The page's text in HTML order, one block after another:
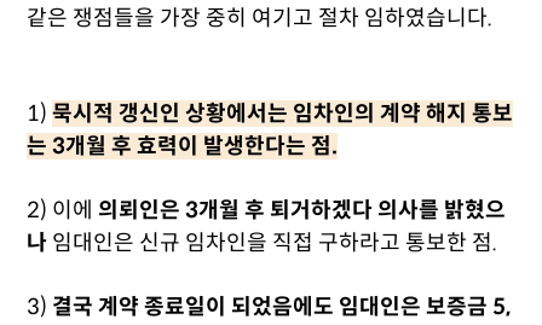
같은 쟁점들을 가장 중히 여기고 절차 임하였습니다.
1)묵시적 갱신인 상황에서는 임차인의 계약 해지 통보
는 3개월 후 효력이 발생한다는 점.
2) 이에 의뢰인은 3개월 후 퇴거하겠다 의사를 밝혔으
나 임대인은 신규 임차인을 직접 구하라고 통보한 점.
3) 결국 계약 종료일이 되었음에도 임대인은 보증금 5,